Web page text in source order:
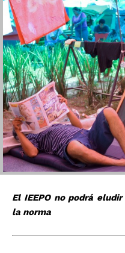
El IEEPO no podrá
la norma